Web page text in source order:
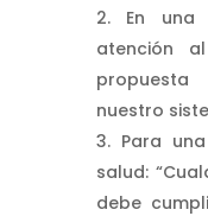
En una
atención
nuestro
Para
salud:
debe